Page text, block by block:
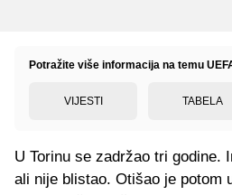
Potražite više informacija na temu
VIJESTI TABELA
U Torinu se zadržao tri godine.
ali nije blistao. Otišao je potom